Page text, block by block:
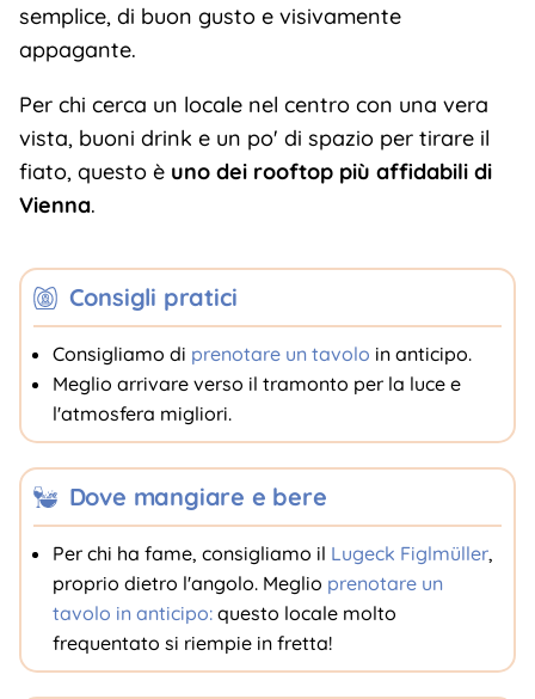
semplice, di buon gusto e visivamente
appagante.
Per chi cerca un locale nel centro con una vera
vista, buoni drink e un po' di spazio per tirare il
fiato, questo è uno dei rooftop più affidabili di
Vienna.
Consigli pratici
Consigliamo di prenotare un tavolo in anticipo.
Meglio arrivare verso il tramonto per la luce e
l'atmosfera migliori.
Dove mangiare e bere
Per chi ha fame, consigliamo il Lugeck Figlmüller,
proprio dietro l'angolo. Meglio prenotare un
tavolo in anticipo:questo locale molto
frequentato si riempie in fretta!